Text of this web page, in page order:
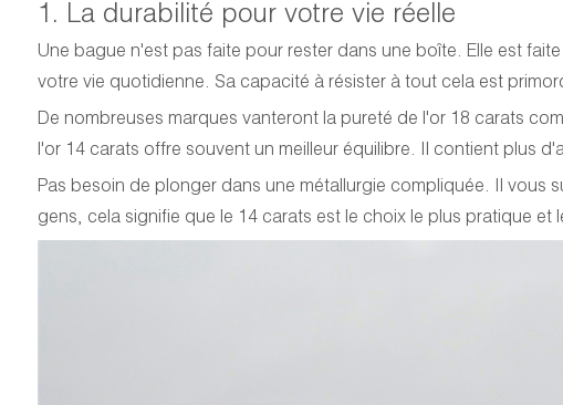
1. La durabilité pour votre vie réelle
Une bague n'est pas faite pour rester dans une boîte. Elle est
votre vie quotidienne. Sa capacité à résister à tout cela est
De nombreuses marques vanteront la pureté de l'or 18 carats
l'or 14 carats offre souvent un meilleur équilibre. Il contient plus
Pas besoin de plonger dans une métallurgie compliquée. Il vous
gens, cela signifie que le 14 carats est le choix le plus pratique et